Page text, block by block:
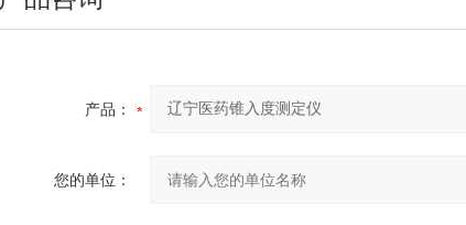
产品：
您的单位：